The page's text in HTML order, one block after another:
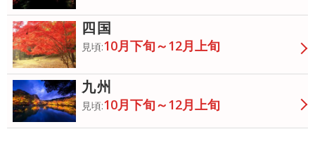
四国
見頃:10月下旬～12月上旬
九州
見頃:10月下旬～12月上旬